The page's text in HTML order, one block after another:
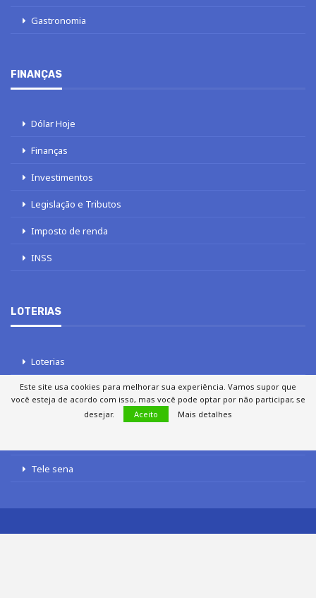
Gastronomia
FINANÇAS
Dólar Hoje
Finanças
Investimentos
Legislação e Tributos
Imposto de renda
INSS
LOTERIAS
Loterias
Quina
Tele sena
Este site usa cookies para melhorar sua experiência. Vamos supor que
você esteja de acordo com isso, mas você pode optar por não participar, se
desejar.
Aceito Mais detalhes